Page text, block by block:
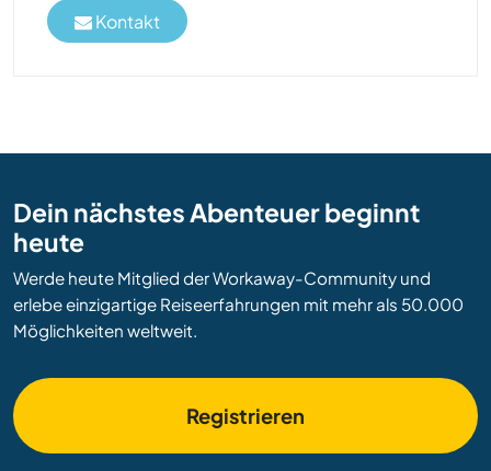
Kontakt
Dein nächstes Abenteuer beginnt
heute
Werde heute Mitglied der Workaway-Community und
erlebe einzigartige Reiseerfahrungen mit mehr als 50.000
Möglichkeiten weltweit.
Registrieren